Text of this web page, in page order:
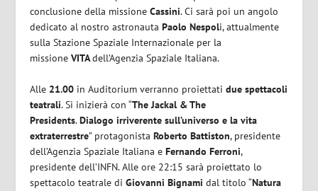
conclusione della missione Cassini. Ci sarà poi un angolo
dedicato al nostro astronautaPaolo Nespoli, attualmente
sulla Stazione Spaziale Internazionale per la
missioneVITAdell’Agenzia Spaziale Italiana.
Alle 21.00 in Auditorium verranno proiettati due spettacoli
teatrali. Si inizierà con “The Jackal & The
Presidents.Dialogo irriverente sull’universo e la vita
extraterrestre” protagonista Roberto Battiston, presidente
dell’Agenzia Spaziale Italiana eFernando Ferroni,
presidente dell’INFN. Alle ore 22:15 sarà proiettato lo
spettacolo teatrale di Giovanni Bignami dal titolo “Natura